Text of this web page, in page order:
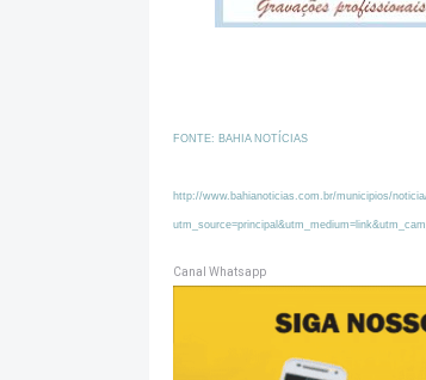
FONTE: BAHIA NOTÍCIAS
http://www.bahianoticias.com.br/municipios/
Canal Whatsapp